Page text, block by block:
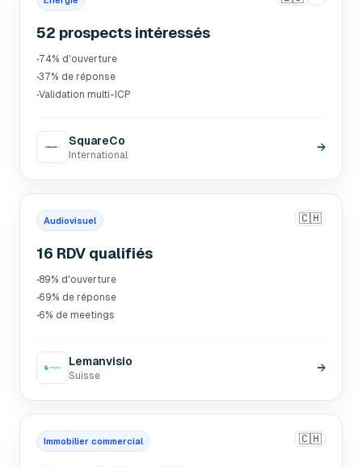
52 prospects intéressés
·74% d'ouverture
·37% de réponse
·Validation multi-ICP
SquareCo
International
→
Audiovisuel 🇨🇭
16 RDV qualifiés
·89% d'ouverture
·69% de réponse
·6% de meetings
Lemanvisio
Suisse
→
Immobilier commercial 🇨🇭